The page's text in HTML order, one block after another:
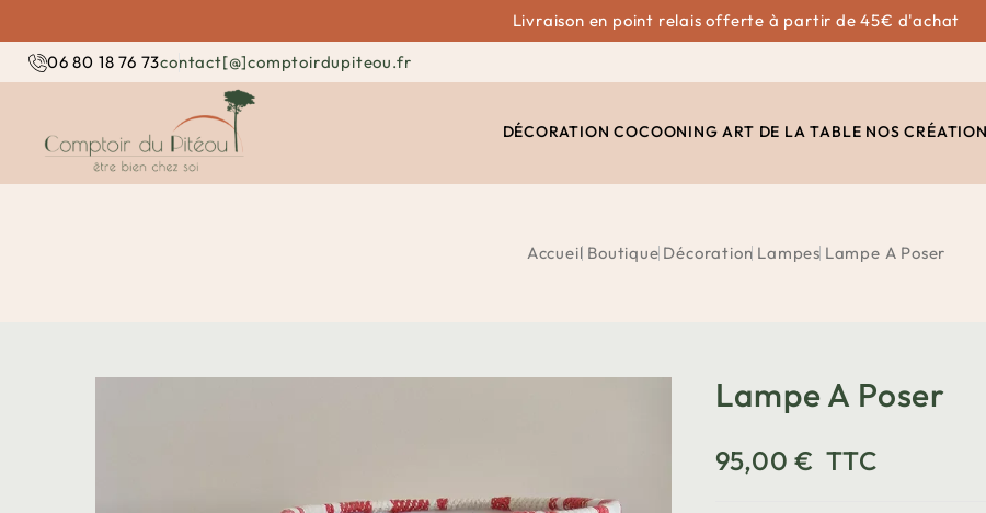
Livraison en point relais offerte à partir de 45€ d'achat
06 80 18 76 73contact[@]comptoirdupiteou.fr
DÉCORATION COCOONING ART DE LA TABLE NOS
Accueil Boutique Décoration Lampes Lampe A Poser
Lampe A Poser
95,00 € TTC